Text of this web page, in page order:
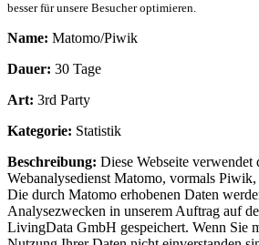
besser für unsere Besucher optimieren.
Name: Matomo/Piwik
Dauer: 30 Tage
Art: 3rd Party
Kategorie: Statistik
Beschreibung: Diese Webseite verwendet
Webanalysedienst Matomo, vormals
Die durch Matomo erhobenen Daten
Analysezwecken in unserem Auftrag auf
LivingData GmbH gespeichert. Wenn Sie